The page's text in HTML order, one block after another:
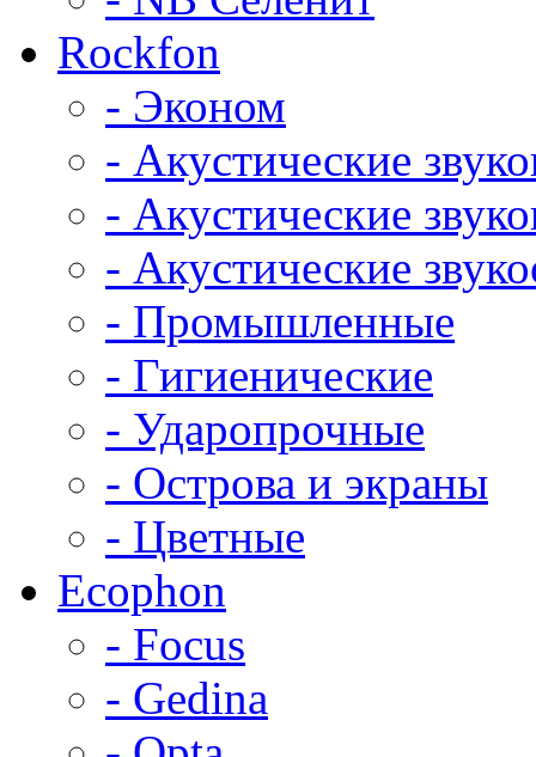
Rockfon
- Эконом
- Акустические
- Акустические
- Акустические
- Промышленные
- Гигиенические
- Ударопрочные
- Острова и экраны
- Цветные
Ecophon
- Focus
- Gedina